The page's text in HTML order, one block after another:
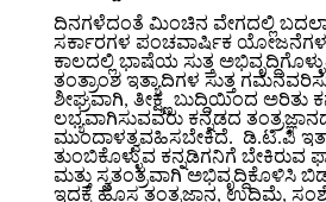
ದಿನಗಳೆದಂತೆ ಮಿಂಚಿನ ವೇಗದಲ್ಲಿ
ಸರ್ಕಾರಗಳ ಪಂಚವಾರ್ಷಿಕ
ಕಾಲದಲ್ಲಿ ಭಾಷೆಯ ಸುತ್ತ
ತಂತ್ರಾಂಶ ಇತ್ಯಾದಿಗಳ ಸುತ್ತ
ಶೀಘ್ರವಾಗಿ, ತೀಕ್ಷ್ಣ ಬುದ್ದಿಯಿಂದ ಅರಿತು
ಲಭ್ಯವಾಗಿಸುವವರು ಕನ್ನಡದ
ಮುಂದಾಳತ್ವವಹಿಸಬೇಕಿದೆ. ಡಿ.ಟಿ.ಪಿ
ತುಂಬಿಕೊಳ್ಳುವ ಕನ್ನಡಿಗನಿಗೆ ಬೇಕಿರುವ
ಮತ್ತು ಸ್ವತಂತ್ರವಾಗಿ ಅಭಿವೃದ್ದಿಕೊಳಿಸಿ
ಇದಕ್ಕೆ ಹೊಸ ತಂತ್ರಜ್ಞಾನ, ಉದ್ದಿಮೆ,